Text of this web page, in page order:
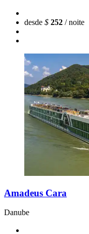
desde $ 252 / noite
Amadeus Cara
Danube